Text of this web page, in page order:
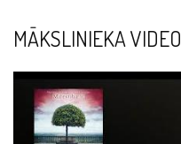
MĀKSLINIEKA VIDEO